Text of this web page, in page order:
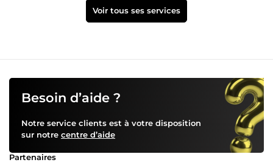
Voir tous ses services
Besoin d’aide ?
Notre service clients est à votre disposition
sur notre centre d’aide
Partenaires